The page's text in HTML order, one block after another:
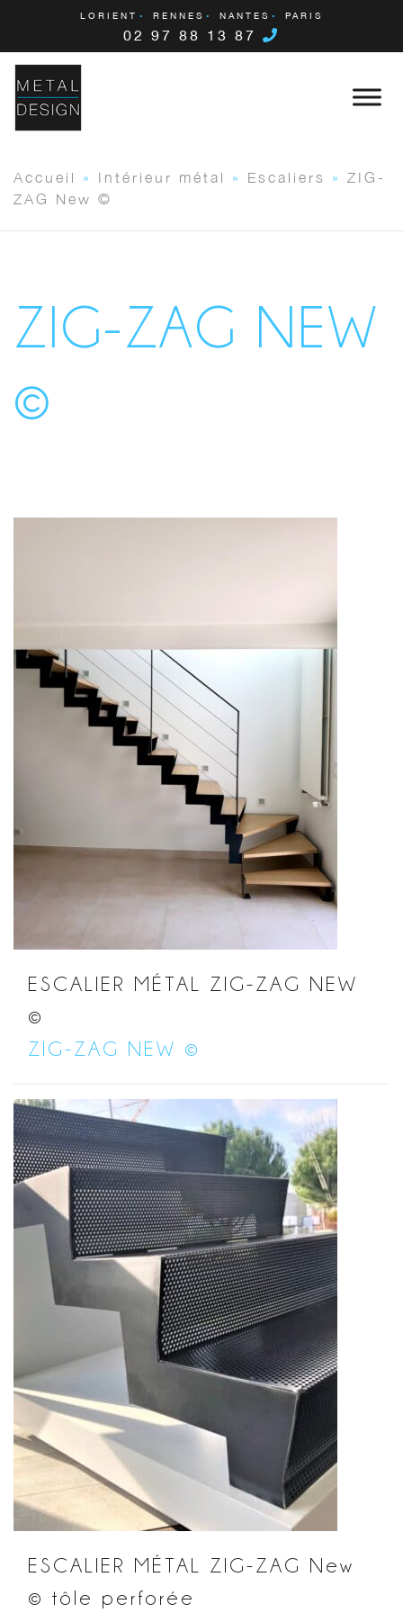
LORIENT RENNES NANTES PARIS
02 97 88 13 87
Accueil » Intérieur métal » Escaliers » ZIG-
ZAG New ©
ZIG-ZAG NEW
©
ESCALIER MÉTAL ZIG-ZAG NEW
©
ZIG-ZAG NEW ©
ESCALIER MÉTAL ZIG-ZAG New
© tôle perforée